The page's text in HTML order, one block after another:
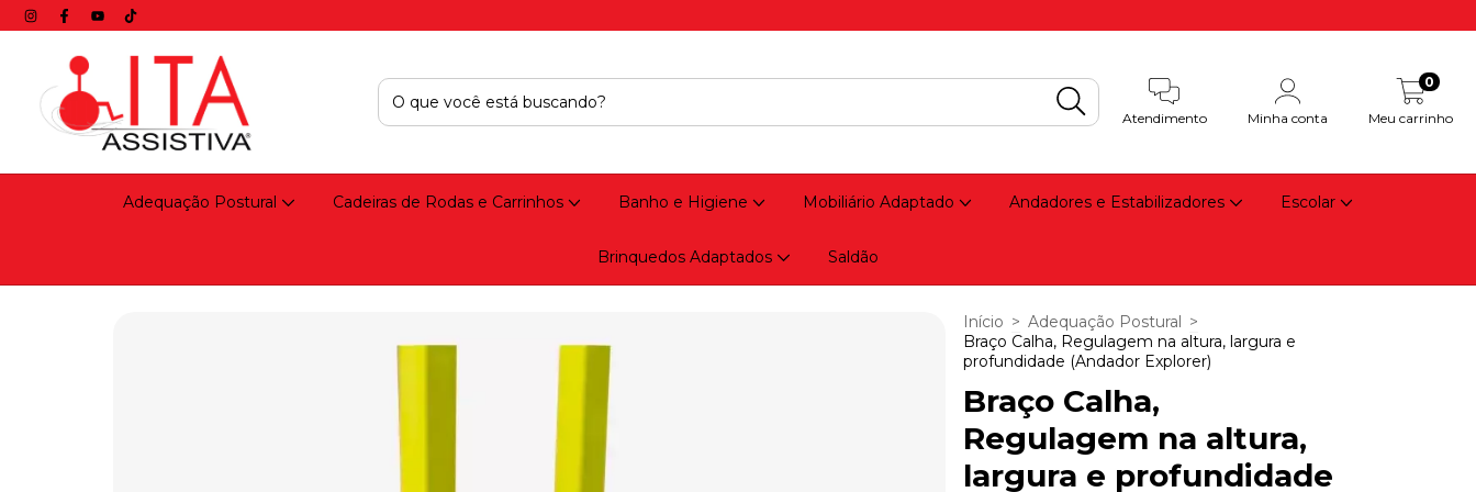
Atendimento Minha conta Meu carrinho
0
Adequação Postural Cadeiras de Rodas e Carrinhos Banho e Higiene Mobiliário Adaptado Andadores e Estabilizadores Escolar
Brinquedos Adaptados Saldão
Início > Adequação Postural >
Braço Calha, Regulagem na altura, largura e
profundidade (Andador Explorer)
Braço Calha,
Regulagem na altura,
largura e profundidade